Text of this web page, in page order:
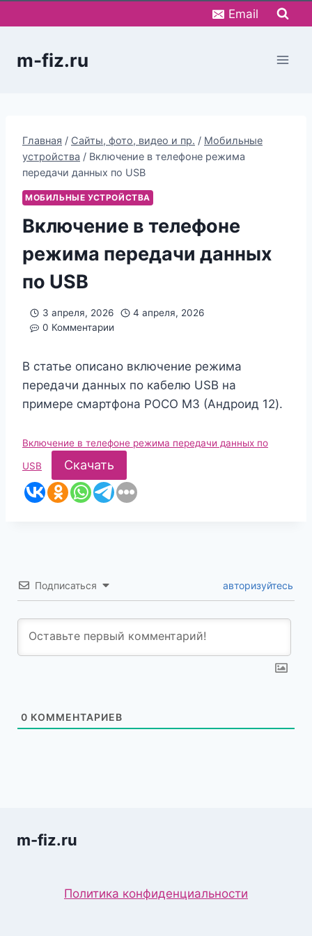
к
Email
m-fiz.ru
Главная / Сайты, фото, видео и пр. / Мобильные
устройства / Включение в телефоне режима
передачи данных по USB
МОБИЛЬНЫЕ УСТРОЙСТВА
Включение в телефоне
режима передачи данных
по USB
3 апреля, 2026
4 апреля, 2026
0 Комментарии
В статье описано включение режима
передачи данных по кабелю USB на
примере смартфона POCO M3 (Андроид 12).
Включение в телефоне режима передачи данных по
USB Скачать
Подписаться авторизуйтесь
0 КОММЕНТАРИЕВ
m-fiz.ru
Политика конфиденциальности